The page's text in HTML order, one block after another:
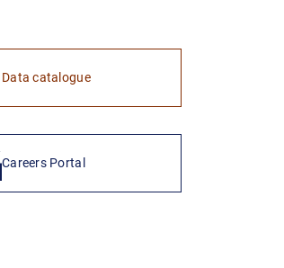
Data catalogue
Careers Portal